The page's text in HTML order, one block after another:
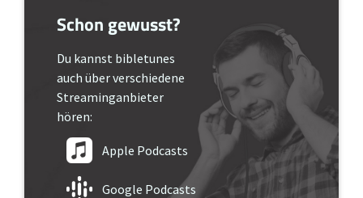
Schon gewusst?
Du kannst bibletunes
auch über verschiedene
Streaminganbieter
hören:
Apple Podcasts
Google Podcasts